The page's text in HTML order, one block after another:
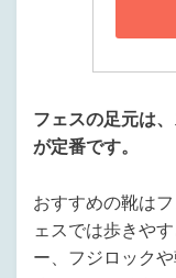
フェスの足元は
が定番です。
おすすめの靴は
ェスでは歩きや
ー、フジロック